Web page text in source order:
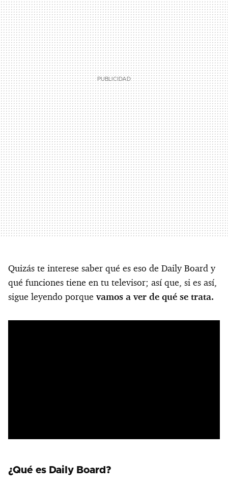
Quizás te interese saber qué es eso de Daily Board y
qué funciones tiene en tu televisor; así que, si es así,
sigue leyendo porquevamos a ver de qué se trata.
¿Qué es Daily Board?